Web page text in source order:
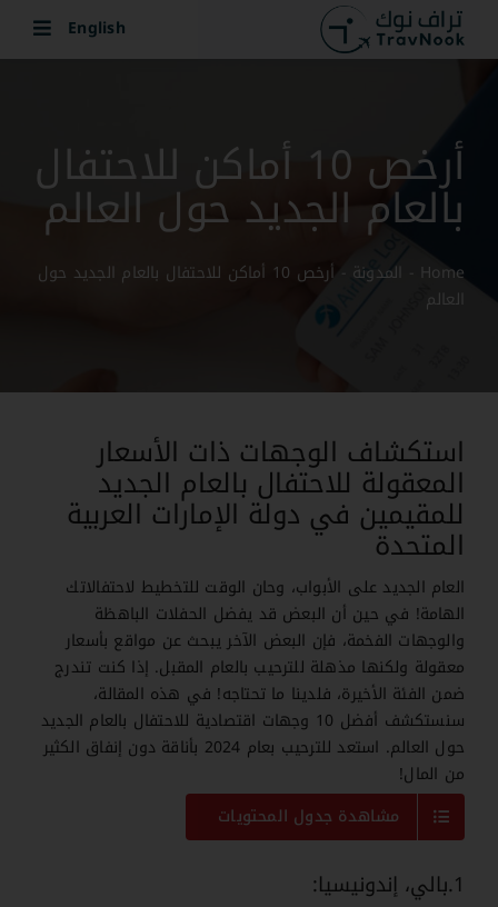
content
English
أرخص 10 أماكن للاحتفال
بالعام الجديد حول العالم
Home المدونة -
أرخص 10 أماكن للاحتفال بالعام الجديد حول
العالم
استكشاف الوجهات ذات الأسعار
المعقولة للاحتفال بالعام الجديد
للمقيمين في دولة الإمارات العربية
المتحدة
العام الجديد على الأبواب، وحان الوقت للتخطيط لاحتفالاتك
الهامة! في حين أن البعض قد يفضل الحفلات الباهظة
والوجهات الفخمة، فإن البعض الآخر يبحث عن مواقع بأسعار
معقولة ولكنها مذهلة للترحيب بالعام المقبل. إذا كنت تندرج
ضمن الفئة الأخيرة، فلدينا ما تحتاجه! في هذه المقالة،
سنستكشف أفضل 10 وجهات اقتصادية للاحتفال بالعام الجديد
حول العالم. استعد للترحيب بعام 2024 بأناقة دون إنفاق الكثير
من المال!
مشاهدة جدول المحتويات
1.بالي، إندونيسيا: